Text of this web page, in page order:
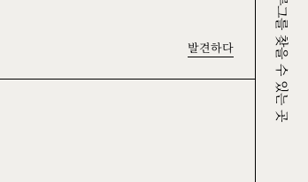
크루그를 찾을 수 있는 곳
발견하다